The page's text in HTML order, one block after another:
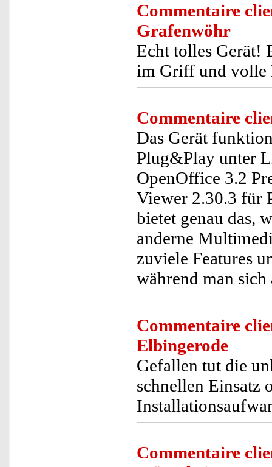
Commentaire
Grafenwöhr
Echt tolles Gerät!
im Griff und volle
Commentaire
Das Gerät
Plug&Play unter
OpenOffice 3.2
Viewer 2.30.3 für
bietet genau das,
anderne
zuviele Features
während man
Commentaire
Elbingerode
Gefallen tut die
schnellen Einsatz
Commentaire